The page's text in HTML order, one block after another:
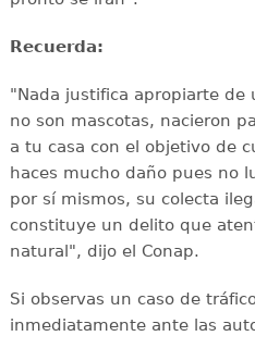
Recuerda:
"Nada justifica apropiarte de
no son mascotas, nacieron
a tu casa con el objetivo de
haces mucho daño pues no
por sí mismos, su colecta
constituye un delito que
natural", dijo el Conap.
Si observas un caso de
inmediatamente ante las